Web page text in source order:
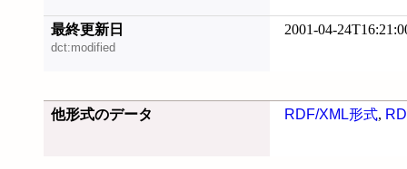
最終更新日
dct:modified
2001-04-
他形式のデータ RDF/XML形式,